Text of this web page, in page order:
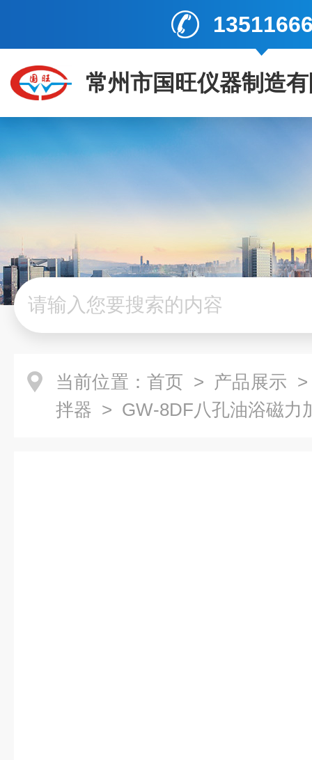
常州市国旺仪器制造
当前位置： 首页 > 产品展示
拌器 > GW-8DF八孔油浴磁力